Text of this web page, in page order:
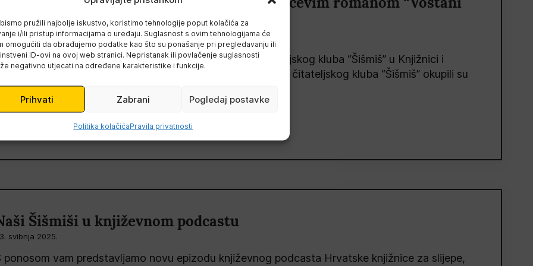
bismo pružili najbolje iskustvo, koristimo tehnologije poput kolačića za
i/ili pristup informacijama o uređaju. Suglasnost s ovim tehnologijama će
omogućiti da obrađujemo podatke kao što su ponašanje pri pregledavanju ili
ID-ovi na ovoj web stranici. Nepristanak ili povlačenje suglasnosti
negativno utjecati na određene karakteristike i funkcije.
Prihvati Zabrani Pogledaj postavke
Politika kolačićaPravila privatnosti
svibnja 2025.
utorak u mjesecu rezerviran je za sastanke Čitateljskog kluba “Šišmiš” u Knjižnici i
čitaonici “Fran Galović” Koprivnica. 27. svibnja 2025. članovi čitateljskog kluba “Šišmiš” okupili su
kako bi…
Pročitajte više
Šišmiši u književnom podcastu
svibnja 2025.
ponosom vam predstavljamo novu epizodu književnog podcasta Hrvatske knjižnice za slijepe,